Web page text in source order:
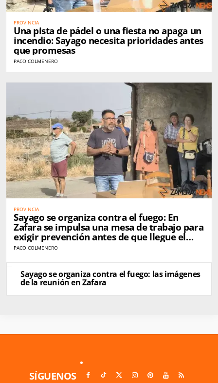
PROVINCIA
Una pista de pádel o una fiesta no apaga un
incendio: Sayago necesita prioridades antes
que promesas
PACO COLMENERO
PROVINCIA
Sayago se organiza contra el fuego: En
Zafara se impulsa una mesa de trabajo para
exigir prevención antes de que llegue el
próximo incendio
PACO COLMENERO
Sayago se organiza contra el fuego: las imágenes
de la reunión en Zafara
SÍGUENOS